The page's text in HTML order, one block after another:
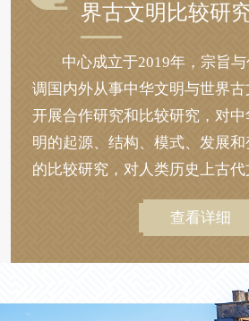
界古文明比较研
中心成立于2019年，宗旨
调国内外从事中华文明与世界古
开展合作研究和比较研究，对
明的起源、结构、模式、发展
的比较研究，对人类历史上古
流、互鉴与断裂进行系统的比较
文明的制度与社会发展进行深入
动。
查看详细